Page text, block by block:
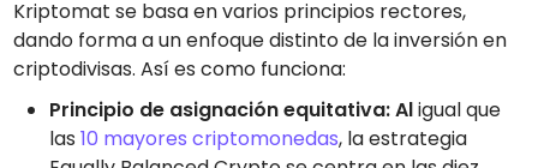
Kriptomat se basa en varios principios rectores,
dando forma a un enfoque distinto de la inversión en
criptodivisas. Así es como funciona:
Principio de asignación equitativa: Aligual que
las10 mayores criptomonedas, la estrategia